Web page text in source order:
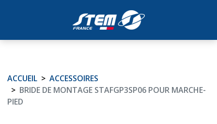
ACCUEIL
ACCESSOIRES
BRIDE DE MONTAGE STAFGP3SP06 POUR MARCHE-
PIED